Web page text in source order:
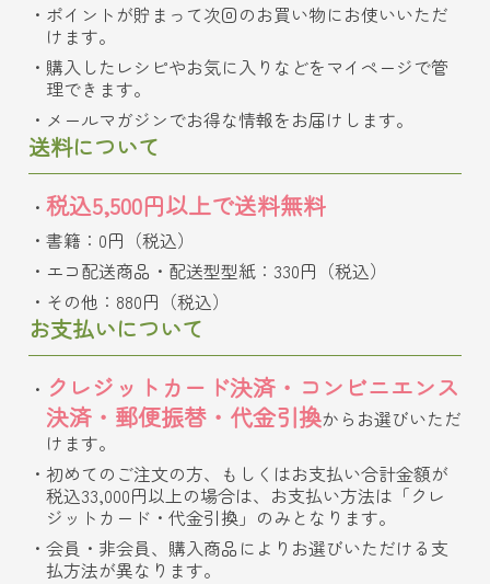
ポイントが貯まって次回のお買い物にお使いいただ
けます。
購入したレシピやお気に入りなどをマイページで管
理できます。
メールマガジンでお得な情報をお届けします。
送料について
税込5,500円以上で送料無料
書籍：0円（税込）
エコ配送商品・配送型型紙：330円（税込）
その他：880円（税込）
お支払いについて
クレジットカード決済・コンビニエンス
決済・郵便振替・代金引換からお選びいただ
けます。
初めてのご注文の方、もしくはお支払い合計金額が
税込33,000円以上の場合は、お支払い方法は「クレ
ジットカード・代金引換」のみとなります。
会員・非会員、購入商品によりお選びいただける支
払方法が異なります。